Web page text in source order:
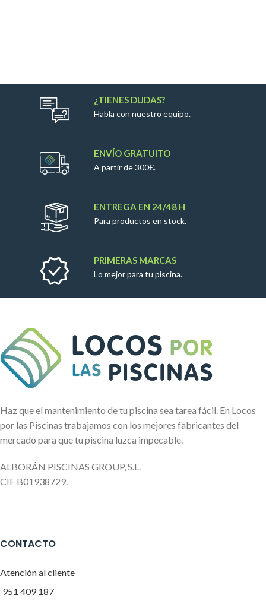
¿TIENES DUDAS?
Habla con nuestro equipo.
ENVÍO GRATUITO
A partir de 300€.
ENTREGA EN 24/48 H
Para productos en stock.
PRIMERAS MARCAS
Lo mejor para tu piscina.
Haz que el mantenimiento de tu piscina sea tarea fácil. En Locos
por las Piscinas trabajamos con los mejores fabricantes del
mercado para que tu piscina luzca impecable.
ALBORÁN PISCINAS GROUP, S.L.
CIF B01938729.
CONTACTO
Atención al cliente
951 409 187